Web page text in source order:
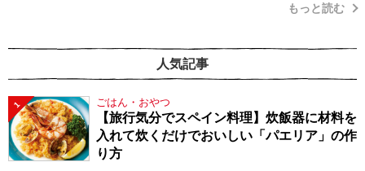
もっと読む
人気記事
1 ごはん・おやつ
【旅行気分でスペイン料理】炊飯器に材料を
入れて炊くだけでおいしい「パエリア」の作
り方